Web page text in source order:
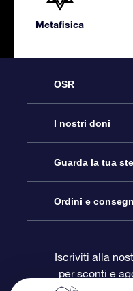
Metafisica
OSR
Assistenza
Contattaci
Blog
OSR Recensioni
I nostri doni
Online Star Gift
Pacchetto regalo
Gift Card OSR
Guarda la tua
Registro stellare
Star Page
Ordini e
Informazioni di
Iscriviti alla
per sconti e